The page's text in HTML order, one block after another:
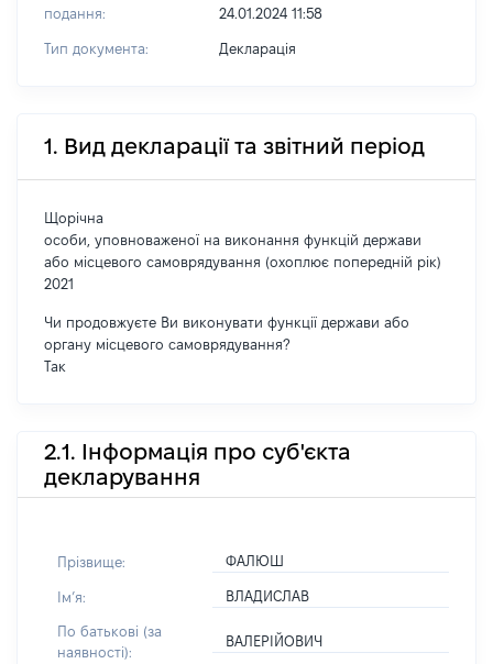
подання:
24.01.2024 11:58
Тип документа: Декларація
1. Вид декларації та звітний період
Щорічна
особи, уповноваженої на виконання функцій держави
або місцевого самоврядування (охоплює попередній рік)
2021
Чи продовжуєте Ви виконувати функції держави або
органу місцевого самоврядування?
Так
2.1. Інформація про суб'єкта
декларування
Прізвище: ФАЛЮШ
Імʼя: ВЛАДИСЛАВ
По батькові (за
наявності):
ВАЛЕРІЙОВИЧ